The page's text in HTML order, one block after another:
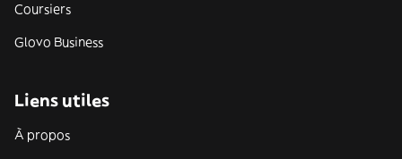
Coursiers
Glovo Business
Liens utiles
À propos